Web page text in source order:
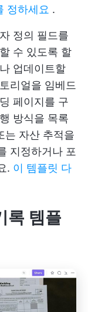
정하세요 .
정의 필드를
수 있도록 할
업데이트할
리얼을 임베드
페이지를 구
방식을 목록
는 자산 추적을
지정하거나 포
. 이 템플릿 다
록 템플